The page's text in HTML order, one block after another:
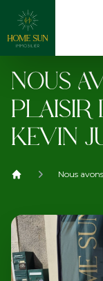
NOUS
PLAISIR
KEVIN
Nous